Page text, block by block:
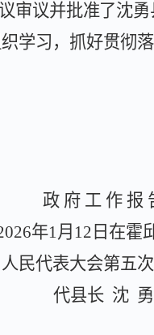
审议并批准了沈勇
学习，抓好贯彻落
政 府 工 作 报
年1月 12 日在霍
人民代表大会第五
代县长 沈 勇